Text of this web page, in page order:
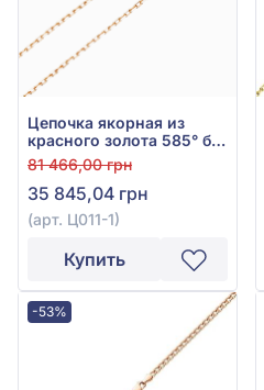
Цепочка якорная из
красного золота 585° без
вставки, арт. Ц011-1
81 466,00 грн
35 845,04 грн
(арт. Ц011-1)
Купить
-53%